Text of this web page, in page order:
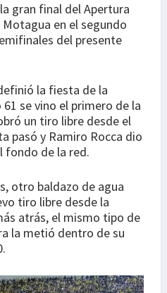
gran final del Apertura
en el segundo
del presente
la fiesta de la
se vino el primero de la
un tiro libre desde el
pasó y Ramiro Rocca dio
fondo de la red.
otro baldazo de agua
tiro libre desde la
atrás, el mismo tipo de
la metió dentro de su